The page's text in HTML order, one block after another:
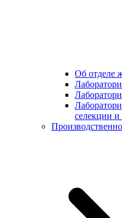
Об отделе
селекции и